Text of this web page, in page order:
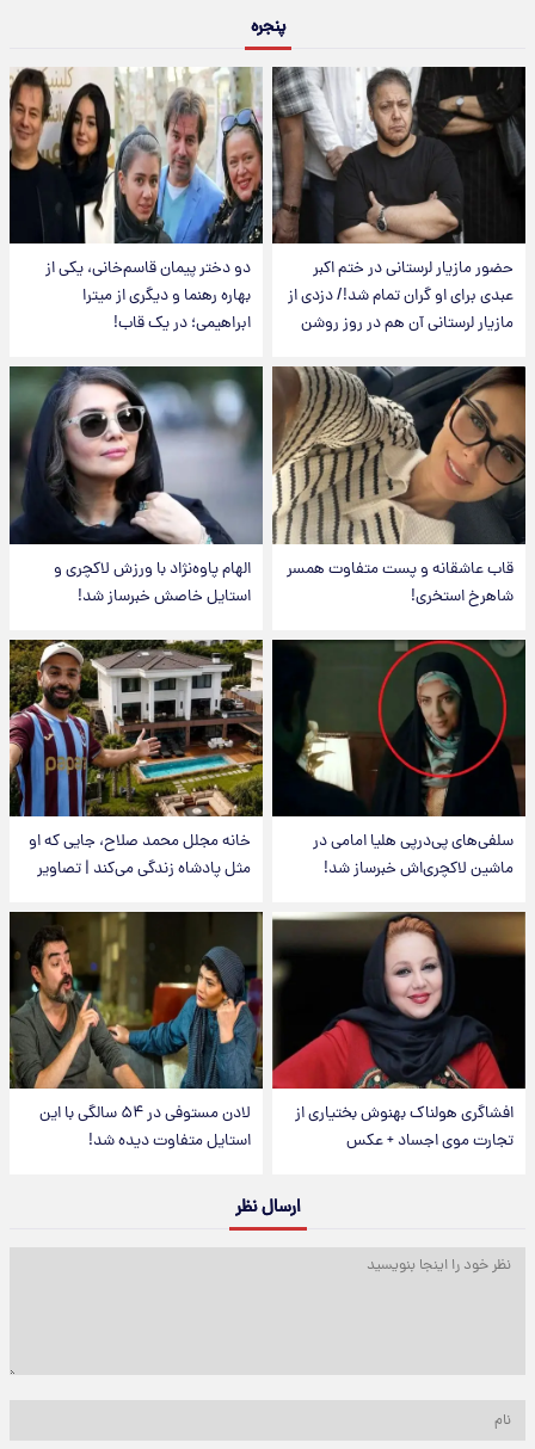
پنجره
حضور مازیار لرستانی در ختم اکبر
عبدی برای او گران تمام شد!/ دزدی از
مازیار لرستانی آن هم در روز روشن
دو دختر پیمان قاسم‌خانی، یکی از
بهاره رهنما و دیگری از میترا
ابراهیمی؛ در یک قاب!
قاب عاشقانه و پست متفاوت همسر
شاهرخ استخری!
الهام پاوه‌نژاد با ورزش لاکچری و
استایل خاصش خبرساز شد!
سلفی‌های پی‌درپی هلیا امامی در
ماشین لاکچری‌اش خبرساز شد!
خانه مجلل محمد صلاح، جایی که او
مثل پادشاه زندگی می‌کند | تصاویر
افشاگری هولناک بهنوش بختیاری از
تجارت موی اجساد + عکس
لادن مستوفی در ۵۴ سالگی با این
استایل متفاوت دیده شد!
ارسال نظر